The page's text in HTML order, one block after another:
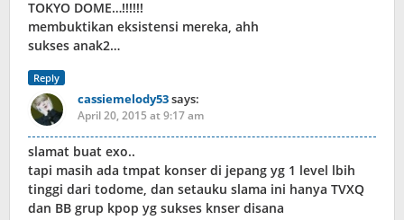
TOKYO DOME…!!!!!!
membuktikan eksistensi mereka, ahh
sukses anak2…
Reply
cassiemelody53says:
April 20, 2015 at 9:17 am
slamat buat exo..
tapi masih ada tmpat konser di jepang yg 1 level lbih
tinggi dari todome, dan setauku slama ini hanya TVXQ
dan BB grup kpop yg sukses knser disana